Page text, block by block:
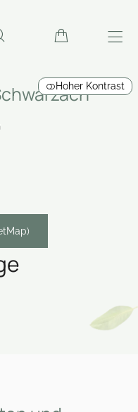
Hoher Kontrast